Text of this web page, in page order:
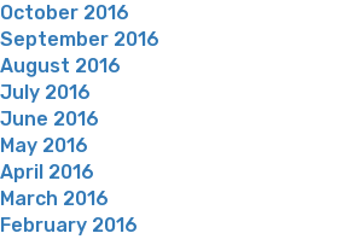
October 2016
September 2016
August 2016
July 2016
June 2016
May 2016
April 2016
March 2016
February 2016